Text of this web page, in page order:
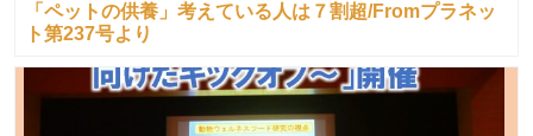
「ペットの供養」考えている人は７割超/Fromプラネッ
ト第237号より